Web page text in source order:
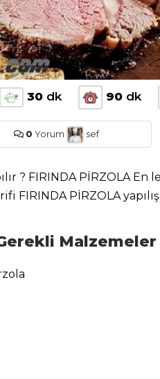
30dk 90dk
0 Yorum sef
? FIRINDA PİRZOLA
FIRINDA PİRZOLA
Malzemeler